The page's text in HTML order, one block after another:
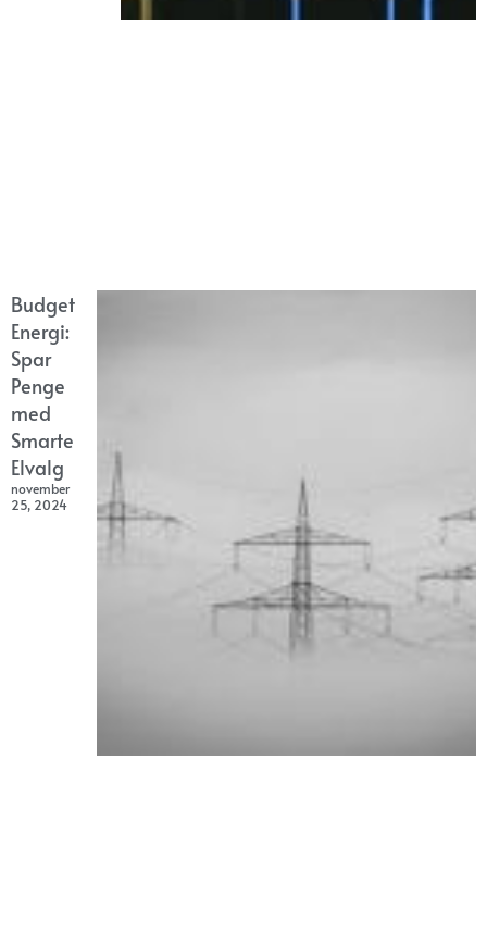
Budget
Energi:
Spar
Penge
med
Smarte
Elvalg
november
25, 2024